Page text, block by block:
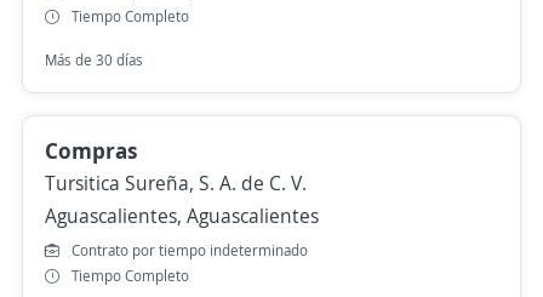
Tiempo Completo
Más de 30 días
Compras
Tursitica Sureña, S. A. de C. V.
Aguascalientes, Aguascalientes
Contrato por tiempo indeterminado
Tiempo Completo